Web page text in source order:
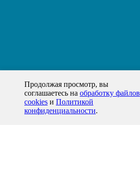
Продолжая просмотр, вы
соглашаетесь на обработку файлов
cookies и Политикой
конфиденциальности.